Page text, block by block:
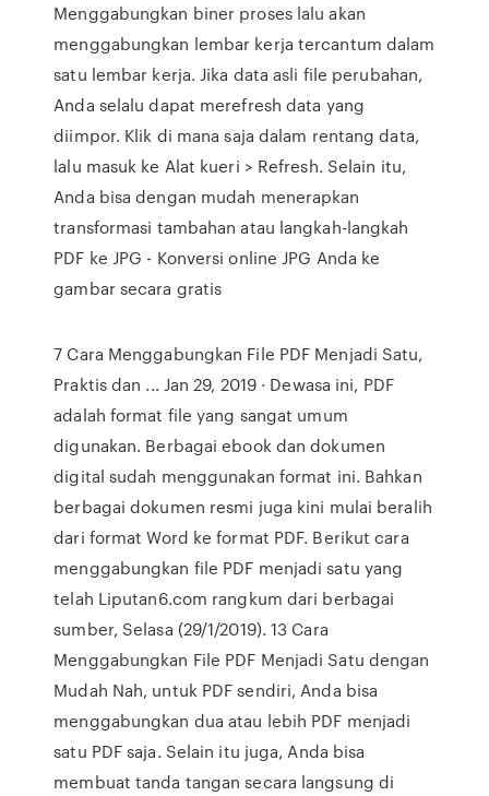
Menggabungkan biner proses lalu akan
menggabungkan lembar kerja tercantum dalam
satu lembar kerja. Jika data asli file perubahan,
Anda selalu dapat merefresh data yang
diimpor. Klik di mana saja dalam rentang data,
lalu masuk ke Alat kueri > Refresh. Selain itu,
Anda bisa dengan mudah menerapkan
transformasi tambahan atau langkah-langkah
PDF ke JPG - Konversi online JPG Anda ke
gambar secara gratis
7 Cara Menggabungkan File PDF Menjadi Satu,
Praktis dan ... Jan 29, 2019 · Dewasa ini, PDF
adalah format file yang sangat umum
digunakan. Berbagai ebook dan dokumen
digital sudah menggunakan format ini. Bahkan
berbagai dokumen resmi juga kini mulai beralih
dari format Word ke format PDF. Berikut cara
menggabungkan file PDF menjadi satu yang
telah Liputan6.com rangkum dari berbagai
sumber, Selasa (29/1/2019). 13 Cara
Menggabungkan File PDF Menjadi Satu dengan
Mudah Nah, untuk PDF sendiri, Anda bisa
menggabungkan dua atau lebih PDF menjadi
satu PDF saja. Selain itu juga, Anda bisa
membuat tanda tangan secara langsung di